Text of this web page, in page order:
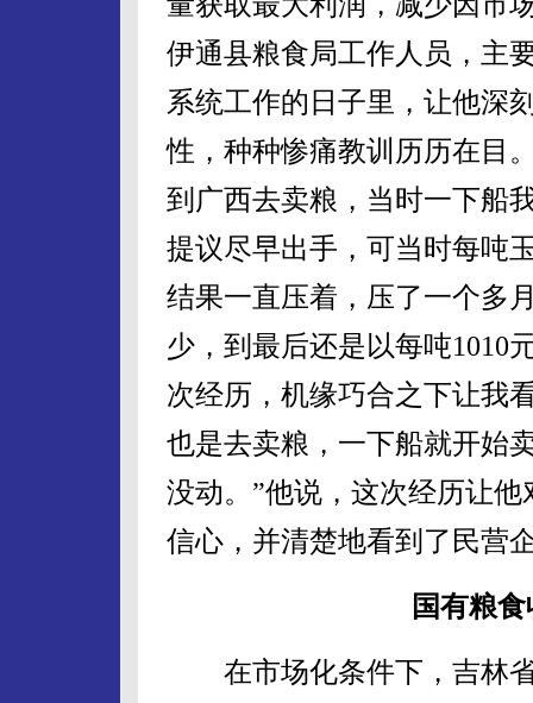
伊通县粮食局工作人员，主
系统工作的日子里，让他深
性，种种惨痛教训历历在目
到广西去卖粮，当时一下船
提议尽早出手，可当时每吨
结果一直压着，压了一个多
少，到最后还是以每吨1010
次经历，机缘巧合之下让我
也是去卖粮，一下船就开始
没动。”他说，这次经历让
信心，并清楚地看到了民营
国有粮
在市场化条件下，吉林省